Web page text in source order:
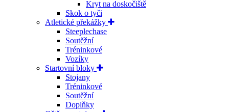
Kryt na doskočiště
Skok o tyči
Atletické překážky
Steeplechase
Soutěžní
Tréninkové
Vozíky
Startovní bloky
Stojany
Tréninkové
Soutěžní
Doplňky